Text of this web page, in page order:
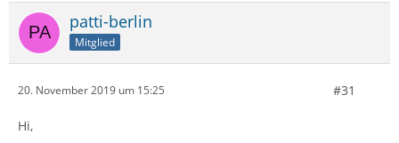
patti-berlin
Mitglied
20. November 2019 um 15:25 #31
Hi,